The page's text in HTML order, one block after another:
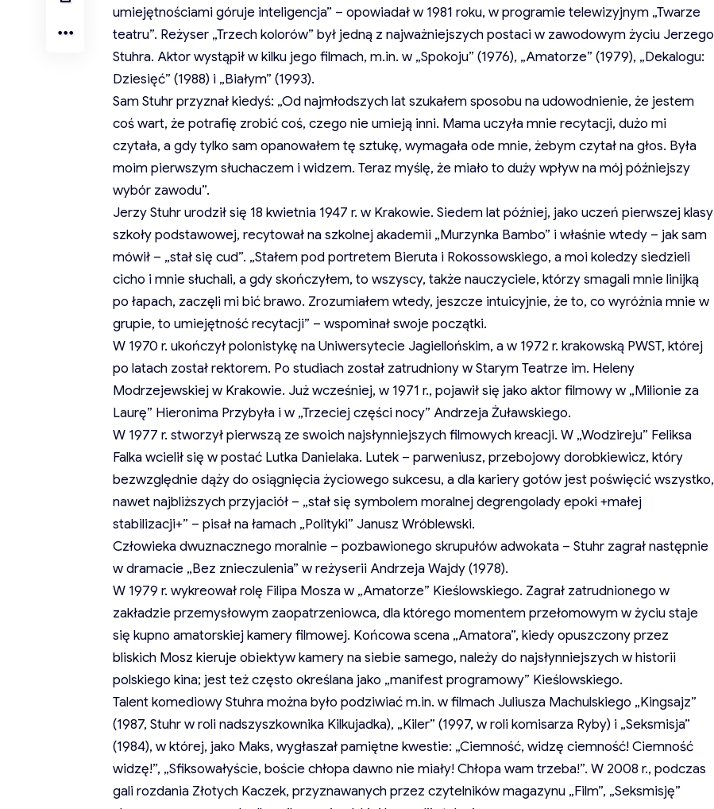
umiejętnościami góruje inteligencja” – opowiadał w 1981 roku, w programie telewizyjnym „Twarze
teatru”. Reżyser „Trzech kolorów” był jedną z najważniejszych postaci w zawodowym życiu Jerzego
Stuhra. Aktor wystąpił w kilku jego filmach, m.in. w „Spokoju” (1976), „Amatorze” (1979), „Dekalogu:
Dziesięć” (1988) i „Białym” (1993).
Sam Stuhr przyznał kiedyś: „Od najmłodszych lat szukałem sposobu na udowodnienie, że jestem
coś wart, że potrafię zrobić coś, czego nie umieją inni. Mama uczyła mnie recytacji, dużo mi
czytała, a gdy tylko sam opanowałem tę sztukę, wymagała ode mnie, żebym czytał na głos. Była
moim pierwszym słuchaczem i widzem. Teraz myślę, że miało to duży wpływ na mój późniejszy
wybór zawodu”.
Jerzy Stuhr urodził się 18 kwietnia 1947 r. w Krakowie. Siedem lat później, jako uczeń pierwszej klasy
szkoły podstawowej, recytował na szkolnej akademii „Murzynka Bambo” i właśnie wtedy – jak sam
mówił – „stał się cud”. „Stałem pod portretem Bieruta i Rokossowskiego, a moi koledzy siedzieli
cicho i mnie słuchali, a gdy skończyłem, to wszyscy, także nauczyciele, którzy smagali mnie linijką
po łapach, zaczęli mi bić brawo. Zrozumiałem wtedy, jeszcze intuicyjnie, że to, co wyróżnia mnie w
grupie, to umiejętność recytacji” – wspominał swoje początki.
W 1970 r. ukończył polonistykę na Uniwersytecie Jagiellońskim, a w 1972 r. krakowską PWST, której
po latach został rektorem. Po studiach został zatrudniony w Starym Teatrze im. Heleny
Modrzejewskiej w Krakowie. Już wcześniej, w 1971 r., pojawił się jako aktor filmowy w „Milionie za
Laurę” Hieronima Przybyła i w „Trzeciej części nocy” Andrzeja Żuławskiego.
W 1977 r. stworzył pierwszą ze swoich najsłynniejszych filmowych kreacji. W „Wodzireju” Feliksa
Falka wcielił się w postać Lutka Danielaka. Lutek – parweniusz, przebojowy dorobkiewicz, który
bezwzględnie dąży do osiągnięcia życiowego sukcesu, a dla kariery gotów jest poświęcić wszystko,
nawet najbliższych przyjaciół – „stał się symbolem moralnej degrengolady epoki +małej
stabilizacji+” – pisał na łamach „Polityki” Janusz Wróblewski.
Człowieka dwuznacznego moralnie – pozbawionego skrupułów adwokata – Stuhr zagrał następnie
w dramacie „Bez znieczulenia” w reżyserii Andrzeja Wajdy (1978).
W 1979 r. wykreował rolę Filipa Mosza w „Amatorze” Kieślowskiego. Zagrał zatrudnionego w
zakładzie przemysłowym zaopatrzeniowca, dla którego momentem przełomowym w życiu staje
się kupno amatorskiej kamery filmowej. Końcowa scena „Amatora”, kiedy opuszczony przez
bliskich Mosz kieruje obiektyw kamery na siebie samego, należy do najsłynniejszych w historii
polskiego kina; jest też często określana jako „manifest programowy” Kieślowskiego.
Talent komediowy Stuhra można było podziwiać m.in. w filmach Juliusza Machulskiego „Kingsajz”
(1987, Stuhr w roli nadszyszkownika Kilkujadka), „Kiler” (1997, w roli komisarza Ryby) i „Seksmisja”
(1984), w której, jako Maks, wygłaszał pamiętne kwestie: „Ciemność, widzę ciemność! Ciemność
widzę!”, „Sfiksowałyście, boście chłopa dawno nie miały! Chłopa wam trzeba!”. W 2008 r., podczas
gali rozdania Złotych Kaczek, przyznawanych przez czytelników magazynu „Film”, „Seksmisję”